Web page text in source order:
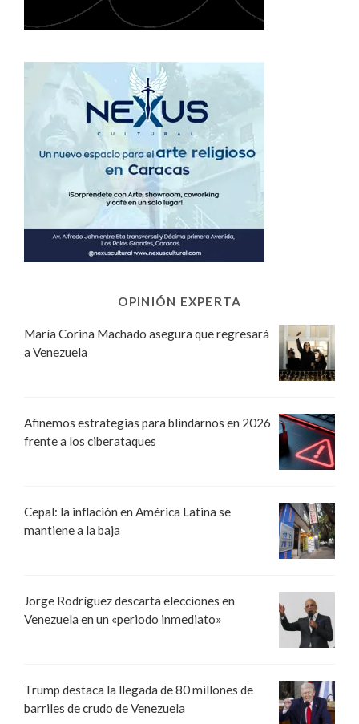
OPINIÓN EXPERTA
María Corina Machado asegura que regresará
a Venezuela
Afinemos estrategias para blindarnos en 2026
frente a los ciberataques
Cepal: la inflación en América Latina se
mantiene a la baja
Jorge Rodríguez descarta elecciones en
Venezuela en un «periodo inmediato»
Trump destaca la llegada de 80 millones de
barriles de crudo de Venezuela